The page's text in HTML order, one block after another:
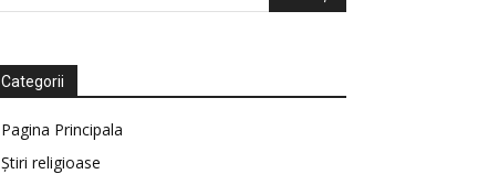
Categorii
Pagina Principala
Știri religioase